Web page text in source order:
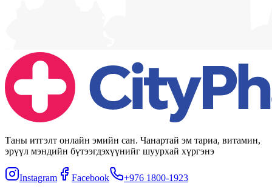
Таны итгэлт онлайн эмийн сан. Чанартай эм тариа, витамин,
эрүүл мэндийн бүтээгдэхүүнийг шуурхай хүргэнэ
Instagram Facebook
+976 1800-1923